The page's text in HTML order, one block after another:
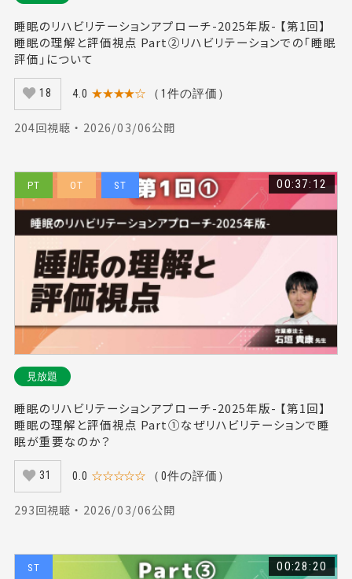
睡眠のリハビリテーションアプローチ-2025年版- 【第1回】
睡眠の理解と評価視点 Part②リハビリテーションでの「睡眠
評価」について
18 4.0 ★★★★☆ （1件の評価）
204回視聴 ・ 2026/03/06公開
PT OT ST 00:37:12
見放題
睡眠のリハビリテーションアプローチ-2025年版- 【第1回】
睡眠の理解と評価視点 Part①なぜリハビリテーションで睡
眠が重要なのか？
31 0.0 ☆☆☆☆☆ （0件の評価）
293回視聴 ・ 2026/03/06公開
ST 00:28:20